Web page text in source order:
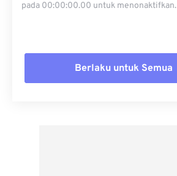
pada 00:00:00.00 untuk menonaktifkan.
Berlaku untuk Semua